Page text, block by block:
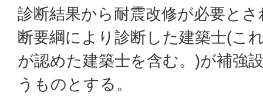
診断結果から耐震改修が必要と
断要綱により診断した建築士(こ
が認めた建築士を含む。)が補強
うものとする。